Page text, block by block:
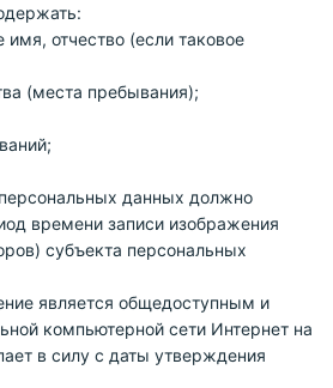
отчество (если таковое
(места пребывания);
данных должно
времени записи изображения
субъекта персональных
является общедоступным и
компьютерной сети Интернет на
в силу с даты утверждения